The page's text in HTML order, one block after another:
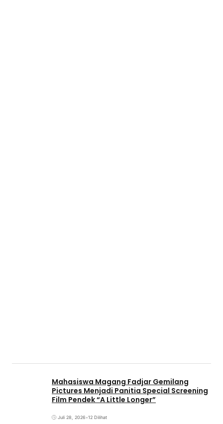
Mahasiswa Magang Fadjar Gemilang
Pictures Menjadi Panitia Special Screening
Film Pendek “A Little Longer”
Juli 28, 2026•12 Dilihat